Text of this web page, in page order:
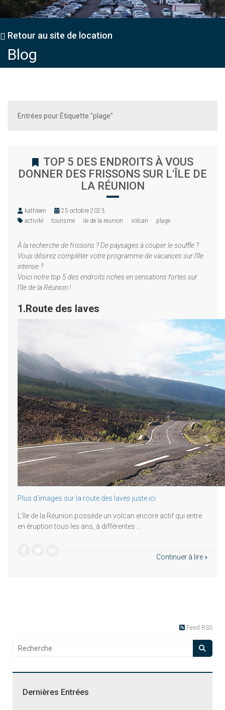
Retour au site de location
Blog
Entrées pour Étiquette "plage"
TOP 5 DES ENDROITS À VOUS
DONNER DES FRISSONS SUR L'ÎLE DE
LA RÉUNION
kathleen
25 octobre 2023
activité
tourisme ile de la reunion volcan plage
À la recherche de frissons ? De paysages à couper le souffle ?
Vous désirez compléter votre programme de vacances sur l’île
intense ?
Voici notre top 5 des endroits riches en sensations fortes sur
l’île de la Réunion !
1.Route des laves
Plus d'images sur la route des laves juste ici
L'île de la Réunion possède un volcan encore actif qui entre
en éruption tous les ans, à différentes …
Continuer à lire »
Feed RSS
Dernières Entrées